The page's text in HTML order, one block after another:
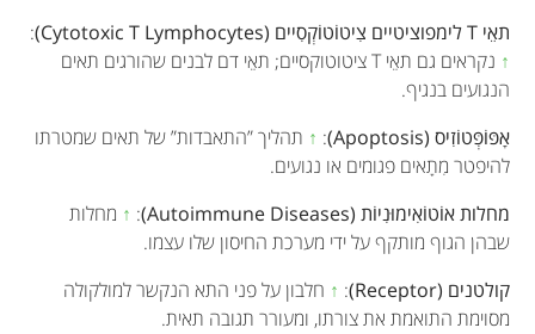
תאֵי T לימפוציטיים צִיטוֹטוֹקְסִיים (Cytotoxic T Lymphocytes)
:
↑
נקראים גם תאֵי T ציטוטוקסיים; תאֵי דם לבנים שהורגים תאים
הנגועים בנגיף.
אָפּוֹפְּטוֹזִיס (Apoptosis)
:
↑ תהליך ”התאבדות” של תאים שמטרתו
להיפטר מִתָאים פגומים או נגועים.
מחלות אוֹטוֹאִימוּנִיוֹת (Autoimmune Diseases)
:
↑ מחלות
שבהן הגוף מותקף על ידי מערכת החיסון שלו עצמו.
קולטנים (Receptor)
:
↑ חלבון על פני התא הנקשר למולקולה
מסוימת התואמת את צורתו, ומעורר תגובה תאית.